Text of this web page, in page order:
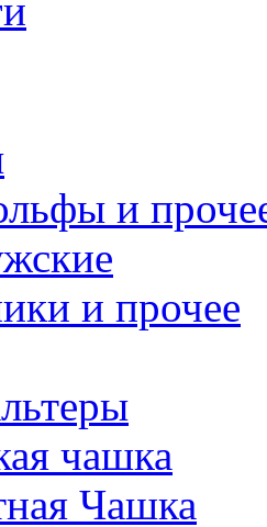
и
и прочее
чашка
Чашка